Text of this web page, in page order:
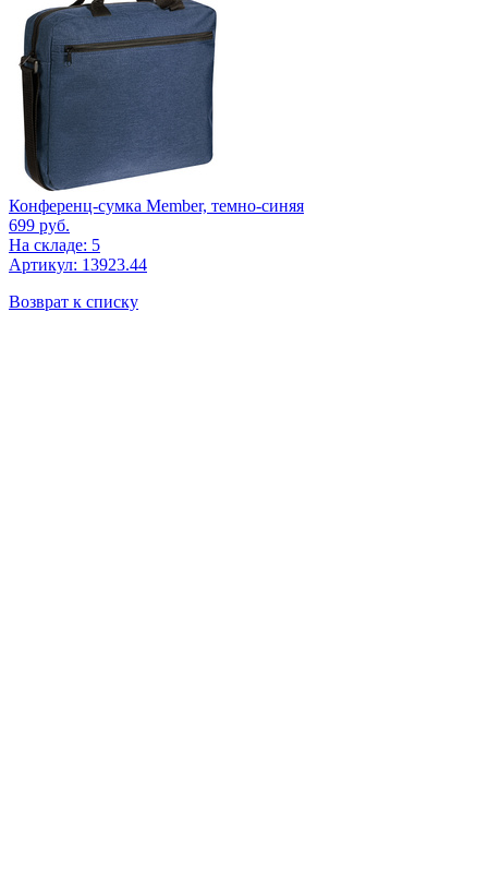
Конференц-сумка Member, темно-синяя
699 руб.
На складе: 5
Артикул: 13923.44
Возврат к списку